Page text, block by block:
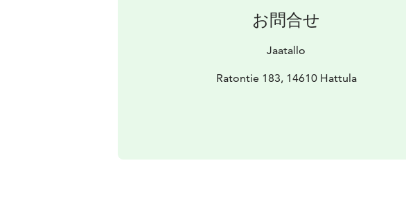
お問合せ
Jaatallo
Ratontie 183, 14610 Hattula